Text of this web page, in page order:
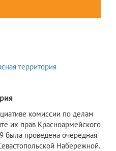
комиссии по делам
их прав Красноармейского
была проведена очередная
Набережной.